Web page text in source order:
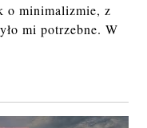
o minimalizmie, z
mi potrzebne. W